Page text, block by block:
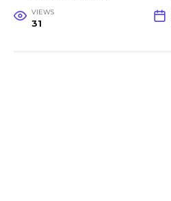
VIEWS
31